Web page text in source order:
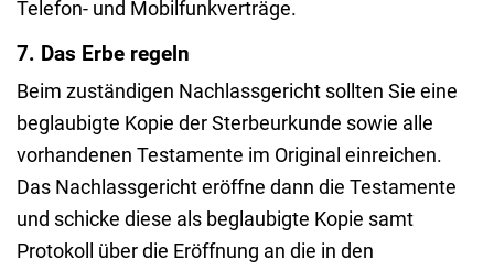
Telefon- und Mobilfunkverträge.
7. Das Erbe regeln
Beim zuständigen Nachlassgericht sollten Sie eine
beglaubigte Kopie der Sterbeurkunde sowie alle
vorhandenen Testamente im Original einreichen.
Das Nachlassgericht eröffne dann die Testamente
und schicke diese als beglaubigte Kopie samt
Protokoll über die Eröffnung an die in den